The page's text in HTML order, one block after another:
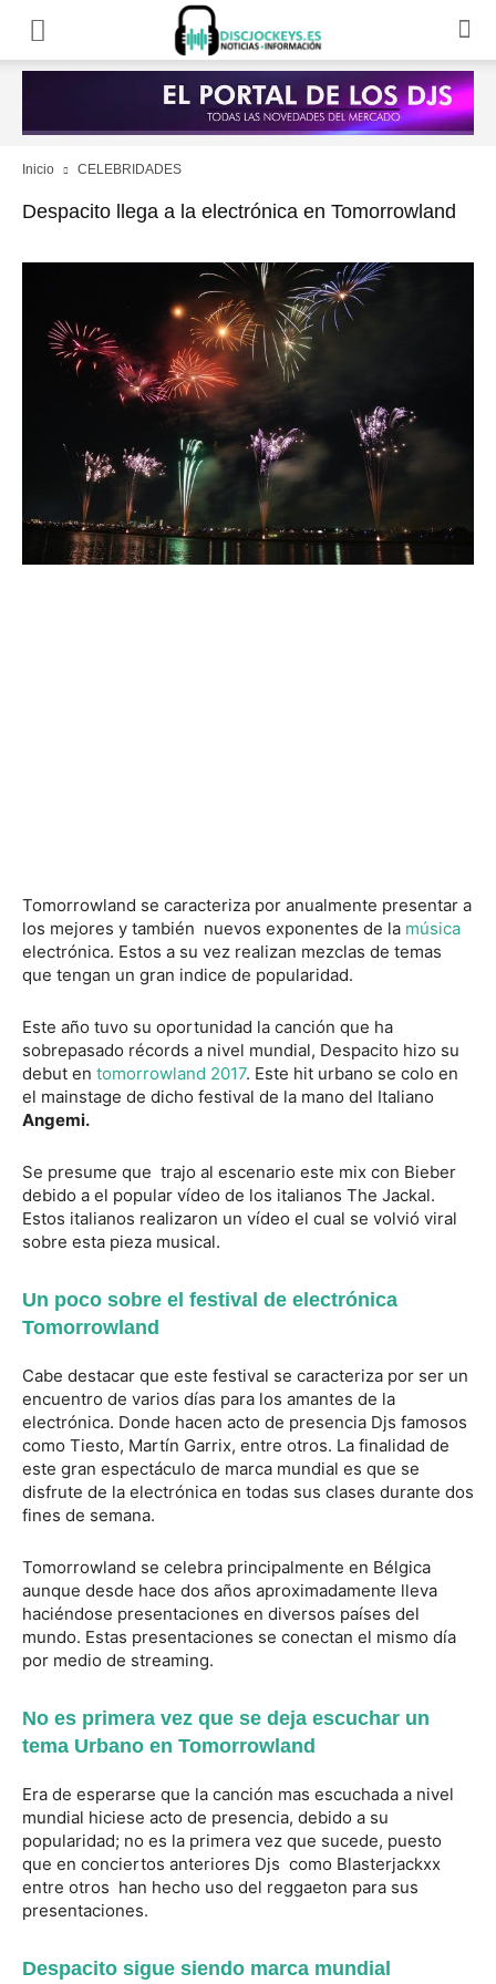
Inicio CELEBRIDADES
Despacito llega a la electrónica en Tomorrowland
Tomorrowland se caracteriza por anualmente presentar a
los mejores y también nuevos exponentes de la música
electrónica. Estos a su vez realizan mezclas de temas
que tengan un gran indice de popularidad.
Este año tuvo su oportunidad la canción que ha
sobrepasado récords a nivel mundial, Despacito hizo su
debut en tomorrowland 2017. Este hit urbano se colo en
el mainstage de dicho festival de la mano del Italiano
Angemi.
Se presume que trajo al escenario este mix con Bieber
debido a el popular vídeo de los italianos The Jackal.
Estos italianos realizaron un vídeo el cual se volvió viral
sobre esta pieza musical.
Un poco sobre el festival de electrónica
Tomorrowland
Cabe destacar que este festival se caracteriza por ser un
encuentro de varios días para los amantes de la
electrónica. Donde hacen acto de presencia Djs famosos
como Tiesto, Martín Garrix, entre otros. La finalidad de
este gran espectáculo de marca mundial es que se
disfrute de la electrónica en todas sus clases durante dos
fines de semana.
Tomorrowland se celebra principalmente en Bélgica
aunque desde hace dos años aproximadamente lleva
haciéndose presentaciones en diversos países del
mundo. Estas presentaciones se conectan el mismo día
por medio de streaming.
No es primera vez que se deja escuchar un
tema Urbano en Tomorrowland
Era de esperarse que la canción mas escuchada a nivel
mundial hiciese acto de presencia, debido a su
popularidad; no es la primera vez que sucede, puesto
que en conciertos anteriores Djs como Blasterjackxx
entre otros han hecho uso del reggaeton para sus
presentaciones.
Despacito sigue siendo marca mundial